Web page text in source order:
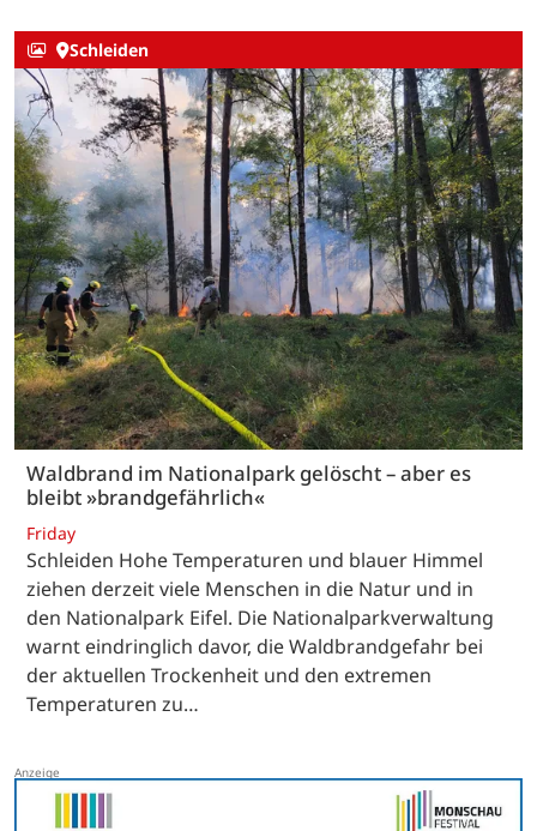
Schleiden
Waldbrand im Nationalpark gelöscht – aber es
bleibt »brandgefährlich«
Friday
Schleiden Hohe Temperaturen und blauer Himmel
ziehen derzeit viele Menschen in die Natur und in
den Nationalpark Eifel. Die Nationalparkverwaltung
warnt eindringlich davor, die Waldbrandgefahr bei
der aktuellen Trockenheit und den extremen
Temperaturen zu…